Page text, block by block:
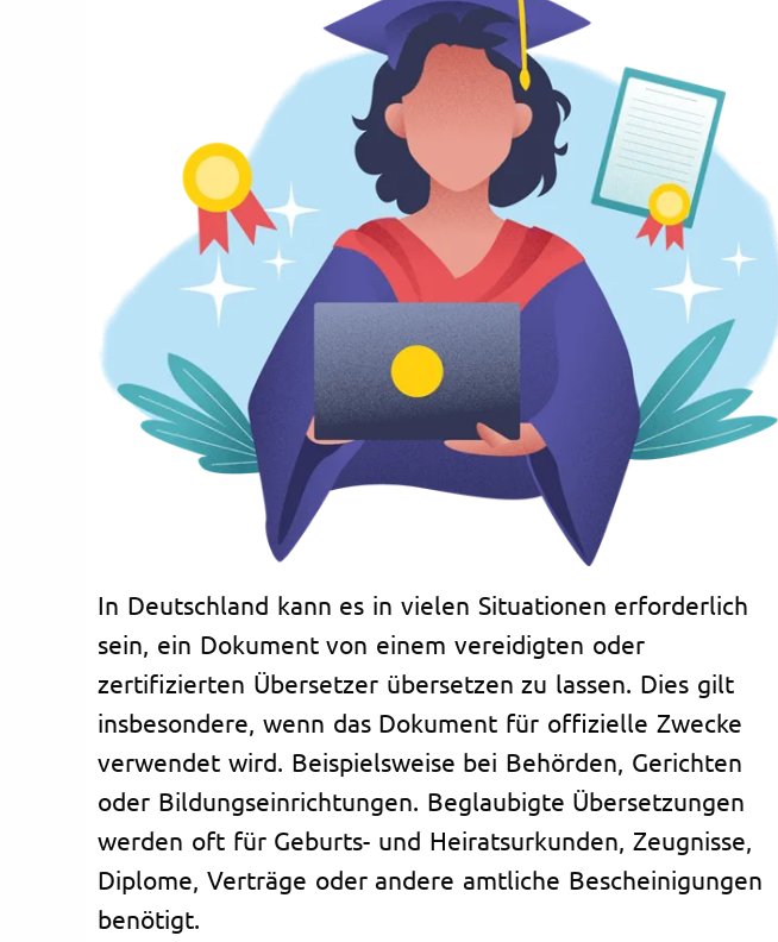
In Deutschland kann es in vielen Situationen erforderlich
sein, ein Dokument von einem vereidigten oder
zertifizierten Übersetzer übersetzen zu lassen. Dies gilt
insbesondere, wenn das Dokument für offizielle Zwecke
verwendet wird. Beispielsweise bei Behörden, Gerichten
oder Bildungseinrichtungen. Beglaubigte Übersetzungen
werden oft für Geburts- und Heiratsurkunden, Zeugnisse,
Diplome, Verträge oder andere amtliche Bescheinigungen
benötigt.